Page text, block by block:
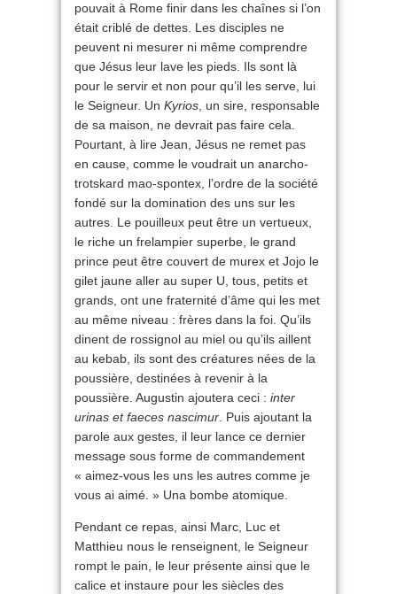
pouvait à Rome finir dans les chaînes si l’on
était criblé de dettes. Les disciples ne
peuvent ni mesurer ni même comprendre
que Jésus leur lave les pieds. Ils sont là
pour le servir et non pour qu’il les serve, lui
le Seigneur. Un Kyrios , un sire, responsable
de sa maison, ne devrait pas faire cela.
Pourtant, à lire Jean, Jésus ne remet pas
en cause, comme le voudrait un anarcho-
trotskard mao-spontex, l’ordre de la société
fondé sur la domination des uns sur les
autres. Le pouilleux peut être un vertueux,
le riche un frelampier superbe, le grand
prince peut être couvert de murex et Jojo le
gilet jaune aller au super U, tous, petits et
grands, ont une fraternité d’âme qui les met
au même niveau : frères dans la foi. Qu’ils
dinent de rossignol au miel ou qu’ils aillent
au kebab, ils sont des créatures nées de la
poussière, destinées à revenir à la
poussière. Augustin ajoutera ceci : inter
urinas et faeces nascimur . Puis ajoutant la
parole aux gestes, il leur lance ce dernier
message sous forme de commandement
« aimez-vous les uns les autres comme je
vous ai aimé. » Una bombe atomique.
Pendant ce repas, ainsi Marc, Luc et
Matthieu nous le renseignent, le Seigneur
rompt le pain, le leur présente ainsi que le
calice et instaure pour les siècles des